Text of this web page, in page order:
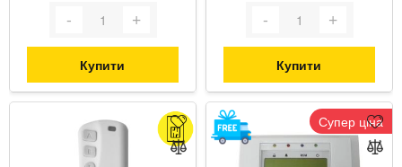
Купити Купити
Супер ціна